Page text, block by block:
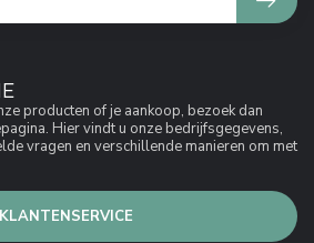
producten of je aankoop, bezoek dan
Hier vindt u onze bedrijfsgegevens,
vragen en verschillende manieren om met
KLANTENSERVICE